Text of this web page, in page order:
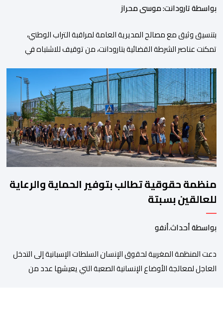
بواسطة تارودانت: موسى محراز
بتنسيق وثيق مع مصالح المديرية العامة لمراقبة التراب الوطني،
تمكنت عناصر الشرطة القضائية بتارودانت، من توقيف للاشتباه في
ممتلكات الدولة، وذلك على خلفية دعوات للاحتجاج جرى تداولها عبر
مواقع التواصل الاجتماعي تحت اسم ما بات يعرف بـ” Genz212
“.وبحسب المعطيات المتوفرة، جاء توقيف المعني بالأمر […]
منظمة حقوقية تطالب بتوفير الحماية والرعاية
للعالقين بسبتة
بواسطة أحداث.أنفو
دعت المنظمة المغربية لحقوق الإنسان السلطات الإسبانية إلى التدخل
العاجل لمعالجة الأوضاع الإنسانية الصعبة التي يعيشها عدد من